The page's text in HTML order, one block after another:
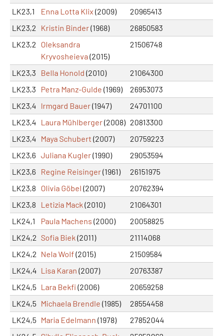
LK23,1
Enna Lotta Klix (2009)
20965413
LK23,2 Kristin Binder(1968)
26850583
LK23,2 Oleksandra
Kryvosheieva (2015)
21506748
LK23,3 Bella Honold (2010)
21064300
LK23,3 Petra Manz-Gulde (1969)
26953073
LK23,4 Irmgard Bauer(1947)
24701100
LK23,4 Laura Mühlberger(2008) 20813300
LK23,4 Maya Schubert (2007)
20759223
LK23,6 Juliana Kugler(1990)
29053594
LK23,6 Regine Reisinger(1961)
26151975
LK23,8 Olivia Göbel (2007)
20762394
LK23,8 Letizia Mack (2010)
21064301
LK24,1
Paula Machens (2000)
20058825
LK24,2 Sofia Biek (2011)
21114068
LK24,2 Nela Wolf (2015)
21509584
LK24,4 Lisa Karan (2007)
20763387
LK24,5 Lara Bekfi (2006)
20659258
LK24,5 Michaela Brendle (1985)
28554458
LK24,5 Maria Edelmann (1978)
27852044